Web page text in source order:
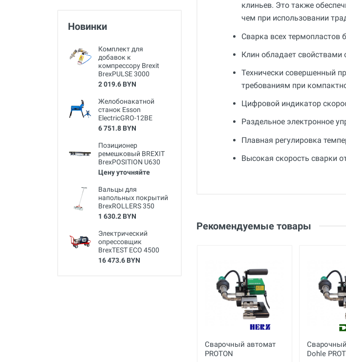
Новинки
Комплект для
добавок к
компрессору Brexit
BrexPULSE 3000
2 019.6 BYN
Желобонакатной
станок Esson
ElectricGRO-12BE
6 751.8 BYN
Позиционер
ремешковый BREXIT
BrexPOSITION U630
Цену уточняйте
Вальцы для
напольных покрытий
BrexROLLERS 350
1 630.2 BYN
Электрический
опрессовщик
BrexTEST ECO 4500
16 473.6 BYN
клиньев. Это также
чем при использовании
Сварка всех термопластов
Клин обладает свойствами
Технически совершенный
требованиям при
Цифровой индикатор
Раздельное электронное
Плавная регулировка
Высокая скорость сварки
Страна производства
Основные
Габариты с упаковкой
(ДхШхВ)
Вес нетто
Вес брутто
кг
Напряжение
Отправить отзыв
Рекомендуемые товары
Сварочный автомат
PROTON
Dohle